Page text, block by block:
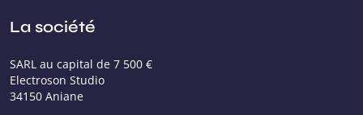
La société
SARL au capital de 7 500 €
Electroson Studio
34150 Aniane